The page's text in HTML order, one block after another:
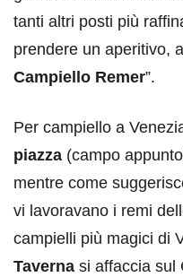
tanti altri posti più
prendere un aperitivo,
Campiello Remer”.
Per campiello a
piazza (campo
mentre come
vi lavoravano i remi
campielli più magici di
Taverna si affaccia sul